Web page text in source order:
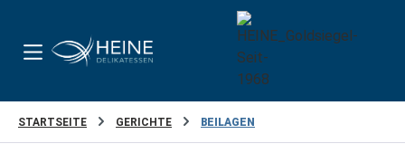
STARTSEITE GERICHTE BEILAGEN